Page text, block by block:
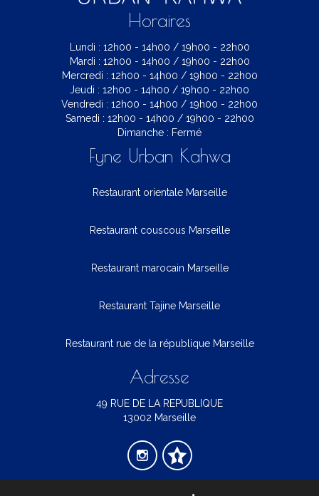
Horaires
Lundi : 12h00 - 14h00 / 19h00 - 22h00
Mardi : 12h00 - 14h00 / 19h00 - 22h00
Mercredi : 12h00 - 14h00 / 19h00 - 22h00
Jeudi : 12h00 - 14h00 / 19h00 - 22h00
Vendredi : 12h00 - 14h00 / 19h00 - 22h00
Samedi : 12h00 - 14h00 / 19h00 - 22h00
Dimanche : Fermé
Fyne Urban Kahwa
Restaurant orientale Marseille
Restaurant couscous Marseille
Restaurant marocain Marseille
Restaurant Tajine Marseille
Restaurant rue de la république Marseille
Adresse
49 RUE DE LA REPUBLIQUE
13002 Marseille